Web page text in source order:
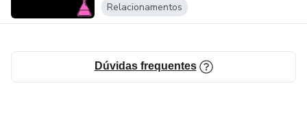
Relacionamentos
Dúvidas frequentes